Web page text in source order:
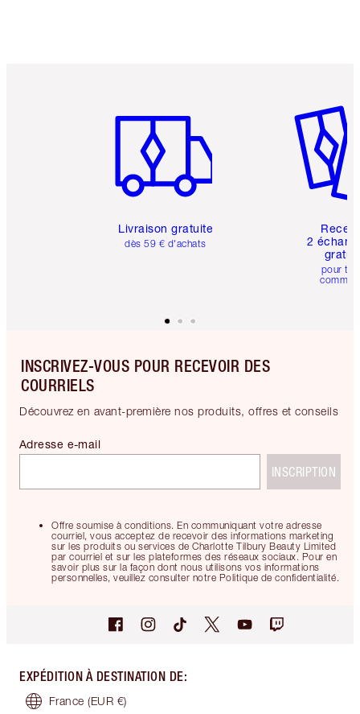
Livraison gratuite
dès 59 € d'achats
2
pour
INSCRIVEZ-VOUS POUR RECEVOIR DES
COURRIELS
Découvrez en avant-première nos produits, offres et conseils
Offre soumise à conditions. En communiquant votre adresse
courriel, vous acceptez de recevoir des informations marketing
sur les produits ou services de Charlotte Tilbury Beauty Limited
par courriel et sur les plateformes des réseaux sociaux. Pour en
savoir plus sur la façon dont nous utilisons vos informations
personnelles, veuillez consulter notre Politique de confidentialité.
Adresse e-mail
INSCRIPTION
EXPÉDITION À DESTINATION DE:
France (EUR €)